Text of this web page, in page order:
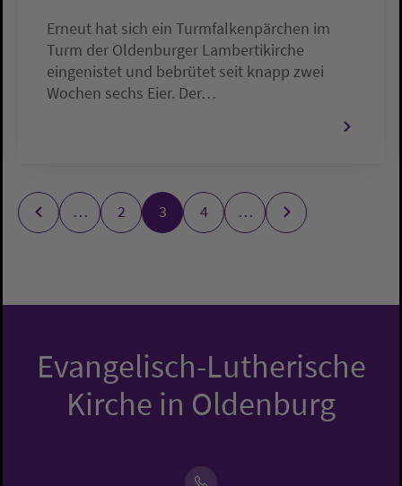
Erneut hat sich ein Turmfalkenpärchen im
Turm der Oldenburger Lambertikirche
eingenistet und bebrütet seit knapp zwei
Wochen sechs Eier. Der…
… 2 3 4 …
Evangelisch-Lutherische
Kirche in Oldenburg